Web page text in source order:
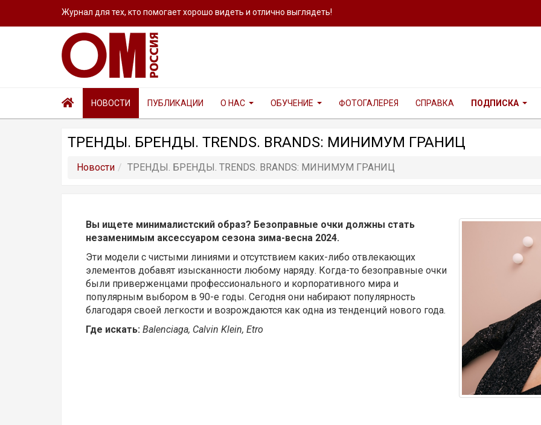
Журнал для тех, кто помогает хорошо видеть и отлично выглядеть!
НОВОСТИ ПУБЛИКАЦИИ О НАС ОБУЧЕНИЕ ФОТОГАЛЕРЕЯ СПРАВКА ПОДПИСКА
ТРЕНДЫ. БРЕНДЫ. TRENDS. BRANDS: МИНИМУМ ГРАНИЦ
Новости ТРЕНДЫ. БРЕНДЫ. TRENDS. BRANDS: МИНИМУМ ГРАНИЦ
Вы ищете минималистский образ? Безоправные очки должны стать
незаменимым аксессуаром сезона зима-весна 2024.
Эти модели с чистыми линиями и отсутствием каких-либо отвлекающих
элементов добавят изысканности любому наряду. Когда-то безоправные очки
были приверженцами профессионального и корпоративного мира и
популярным выбором в 90-е годы. Сегодня они набирают популярность
благодаря своей легкости и возрождаются как одна из тенденций нового года.
Где искать: Balenciaga, Calvin Klein, Etro